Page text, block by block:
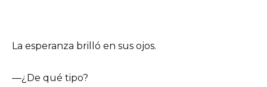
La esperanza brilló en sus ojos.
—¿De qué tipo?